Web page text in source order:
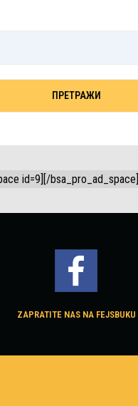
id=9][/bsa_pro_ad_space]
ZAPRATITE NAS NA FEJSBUKU